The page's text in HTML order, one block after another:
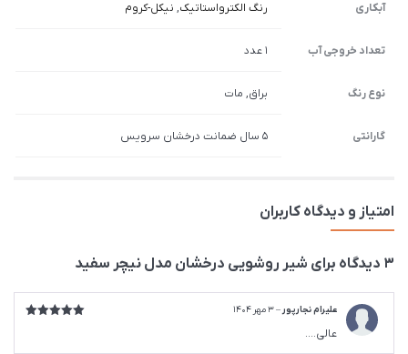
آبکاری رنگ الکترواستاتیک, نیکل-کروم
تعداد خروجی آب 1 عدد
نوع رنگ براق, مات
گارانتی 5 سال ضمانت درخشان سرویس
امتیاز و دیدگاه کاربران
3 دیدگاه برای شیر روشویی درخشان مدل نیچر سفید
علیرام نجارپور–3 مهر 1404
عالی….